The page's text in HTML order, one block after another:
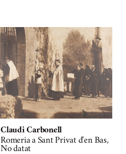
Claudi Carbonell
Romeria a Sant Privat d'en Bas,
No datat